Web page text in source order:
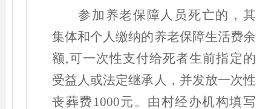
参加养老保障人员死亡的，其
集体和个人缴纳的养老保障生活费余
额,可一次性支付给死者生前指定的
受益人或法定继承人，并发放一次性
丧葬费1000元。由村经办机构填写